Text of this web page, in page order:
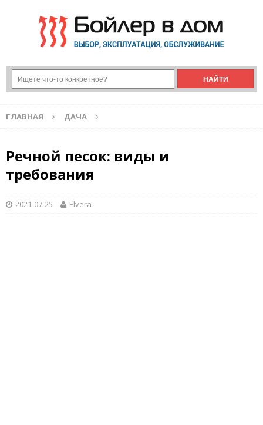
ГЛАВНАЯ ДАЧА
Речной песок: виды и
требования
2021-07-25 Elvera